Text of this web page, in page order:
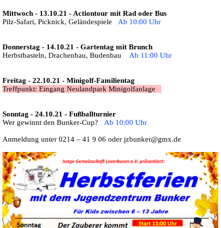
Mittwoch - 13.10.21 - Actiontour mit Rad oder Bus
Pilz-Safari, Picknick, Geländespiele Ab 10:00 Uhr
Donnerstag - 14.10.21 - Gartentag mit Brunch
Herbstbasteln, Drachenbau, Budenbau Ab 11:00 Uhr
Freitag - 22.10.21 - Minigolf-Familientag
Treffpunkt: Eingang Neulandpark Minigolfanlage
Sonntag - 24.10.21 - Fußballturnier
Wer gewinnt den Bunker-Cup? Ab 10:00 Uhr
Anmeldung unter 0214 – 41 9 06 oder jzbunker@gmx.de